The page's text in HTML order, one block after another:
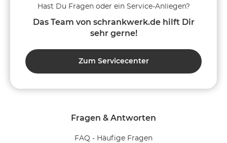
Fragen & Antworten
FAQ - Häufige Fragen
Hast Du Fragen oder ein Service-Anliegen?
Das Team von schrankwerk.de hilft Dir
sehr gerne!
Zum Servicecenter